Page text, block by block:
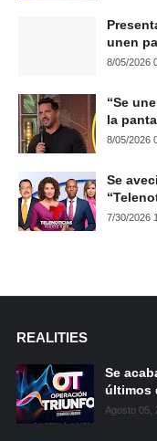
unen
8/05/2026
“Se
la
8/05/2026
Se
7/30/2026
REALITIES
Se
últimos
Agosto 05,